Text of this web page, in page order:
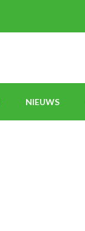
NIEUWS